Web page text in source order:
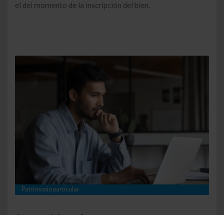
el del momento de la inscripción del bien.
Patrimonio particular